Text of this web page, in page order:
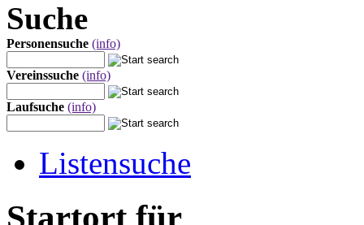
Suche
Personensuche (info)
Vereinssuche (info)
Laufsuche (info)
Listensuche
Startort für